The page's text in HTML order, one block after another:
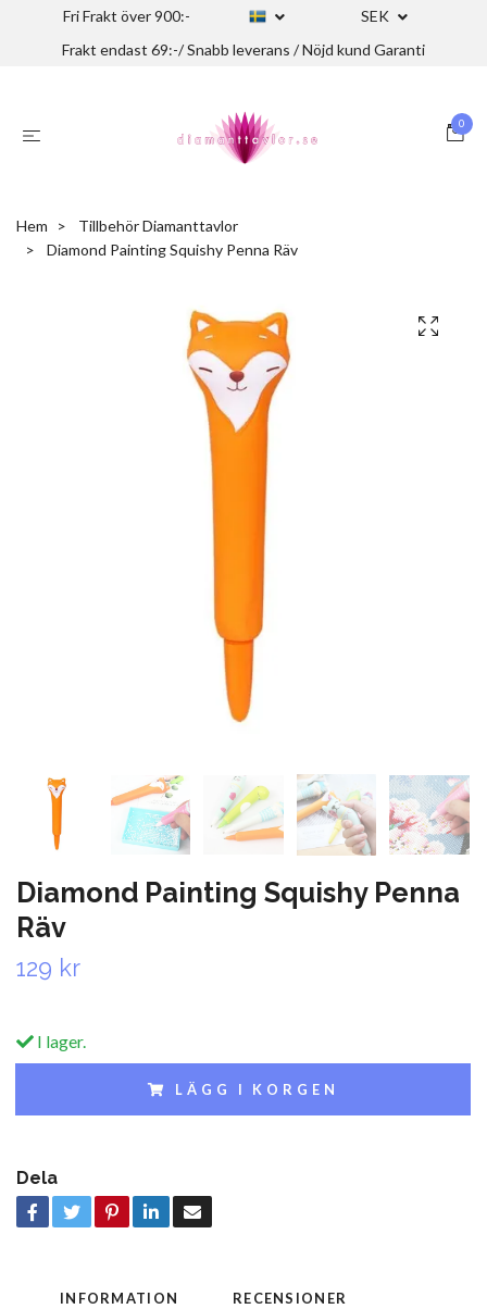
Fri Frakt över 900:-
SEK
Frakt endast 69:-/ Snabb leverans / Nöjd kund Garanti
0
Hem
Tillbehör Diamanttavlor
Diamond Painting Squishy Penna Räv
Diamond Painting Squishy Penna
Räv
129 kr
I lager.
LÄGG I KORGEN
Dela
INFORMATION RECENSIONER